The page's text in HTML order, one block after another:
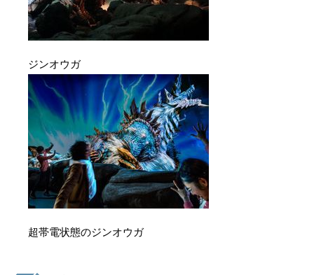
ジンオウガ
超帯電状態のジンオウガ